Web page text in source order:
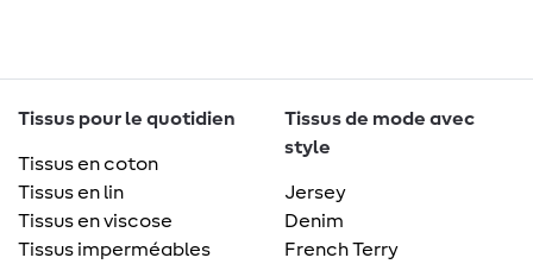
Tissus pour le quotidien
Tissus en coton
Tissus en lin
Tissus en viscose
Tissus imperméables
Tissus de mode avec
style
Jersey
Denim
French Terry